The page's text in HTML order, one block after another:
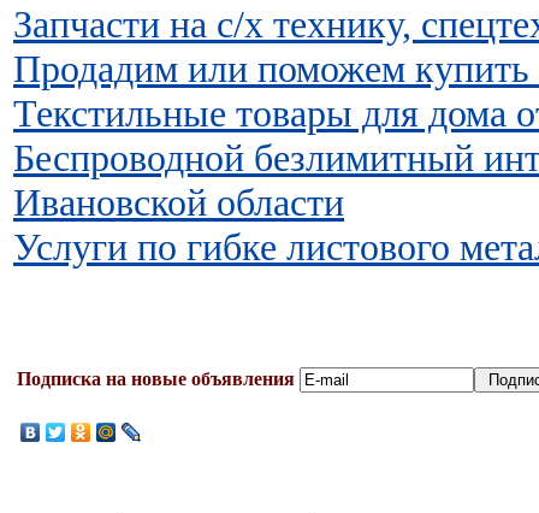
Запчасти на с/х технику,
Продадим или поможем купить
Текстильные товaры для домa
Беспроводной безлимитный
Ивановской области
Услуги по гибке листового
Подписка на новые объявления